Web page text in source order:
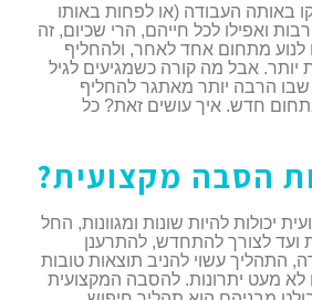
באותה העבודה (או לפחות באותו
ואפילו לכל חייהם, הרי שכיום, זה
מתחום אחד לאחר, ולהחליף
יותר. אבל מה קורה כשמגיעים לגיל
שבו הרבה יותר מאתגר להחליף
חדש. איך עושים זאת? כל
הסבה מקצועית?
יכולות להיות שונות ומגוונות, החל
ועד לצורך להתחדש, להתרענן
התהליך עשוי להניב תוצאות טובות
לא מעט יתרונות. להסבה המקצועית